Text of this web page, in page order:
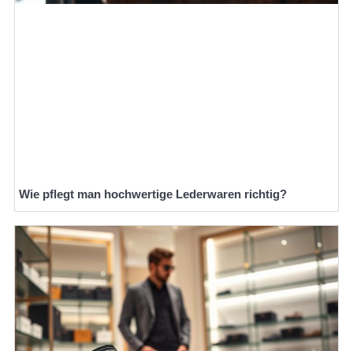
Wie pflegt man hochwertige Lederwaren richtig?